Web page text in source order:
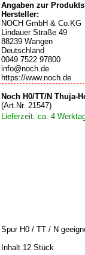
Angaben zur
Hersteller:
NOCH GmbH & Co.KG
Lindauer Straße 49
88239 Wangen
Deutschland
0049 7522 97800
info@noch.de
https://www.noch.de
Noch H0/TT/N Thuja-
(Art.Nr. 21547)
Lieferzeit: ca. 4
Spur H0 / TT / N
Inhalt 12 Stück